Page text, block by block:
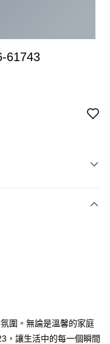
61743
圍。無論是溫馨的家庭
，讓生活中的每一個瞬間